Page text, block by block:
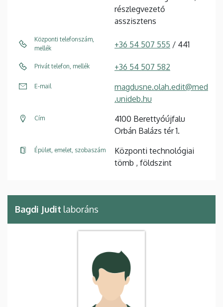
részlegvezető
asszisztens
Központi telefonszám,
mellék
+36 54 507 555 / 441
Privát telefon, mellék +36 54 507 582
E-mail
magdusne.olah.edit@med
.unideb.hu
Cím
4100 Berettyóújfalu
Orbán Balázs tér 1.
Épület, emelet, szobaszám
Központi technológiai
tömb , földszint
Bagdi Judit laboráns